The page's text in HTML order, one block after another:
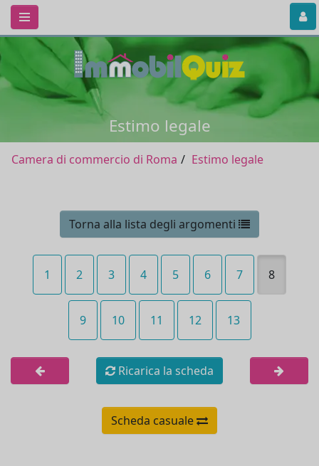
Estimo legale
Camera di commercio di Roma Estimo legale
Torna alla lista degli argomenti
1 2 3 4 5 6 7 8
9 10 11 12 13
Ricarica la scheda
Scheda casuale